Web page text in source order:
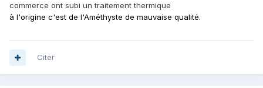
commerce ont subi un traitement thermique
à l'origine c'est de l'Améthyste de mauvaise qualité.
Citer